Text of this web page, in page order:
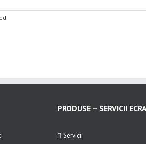
PRODUSE – SERVICII
Servicii